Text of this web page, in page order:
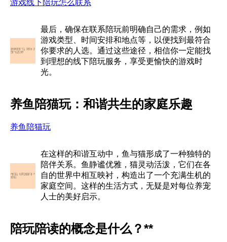
游戏线下陪玩怎么联系
最后，确保在联系陪玩前明确自己的需求，例如
游戏类型、时间安排和地点等，以便找到最符合
你要求的人选。通过这些途径，相信你一定能找
到理想的线下陪玩服务，享受更愉快的游戏时
光。
养鱼陪猫玩：和谐共生的家庭乐趣
养鱼陪猫玩
在这样的和谐互动中，鱼与猫形成了一种独特的
陪伴关系。鱼静谧优雅，猫灵动活泼，它们在各
自的世界中相互映衬，构造出了一个充满生机的
家庭空间。这样的生活方式，无疑是对每位养宠
人士的美好启示。
陪玩陪读的概念是什么？**